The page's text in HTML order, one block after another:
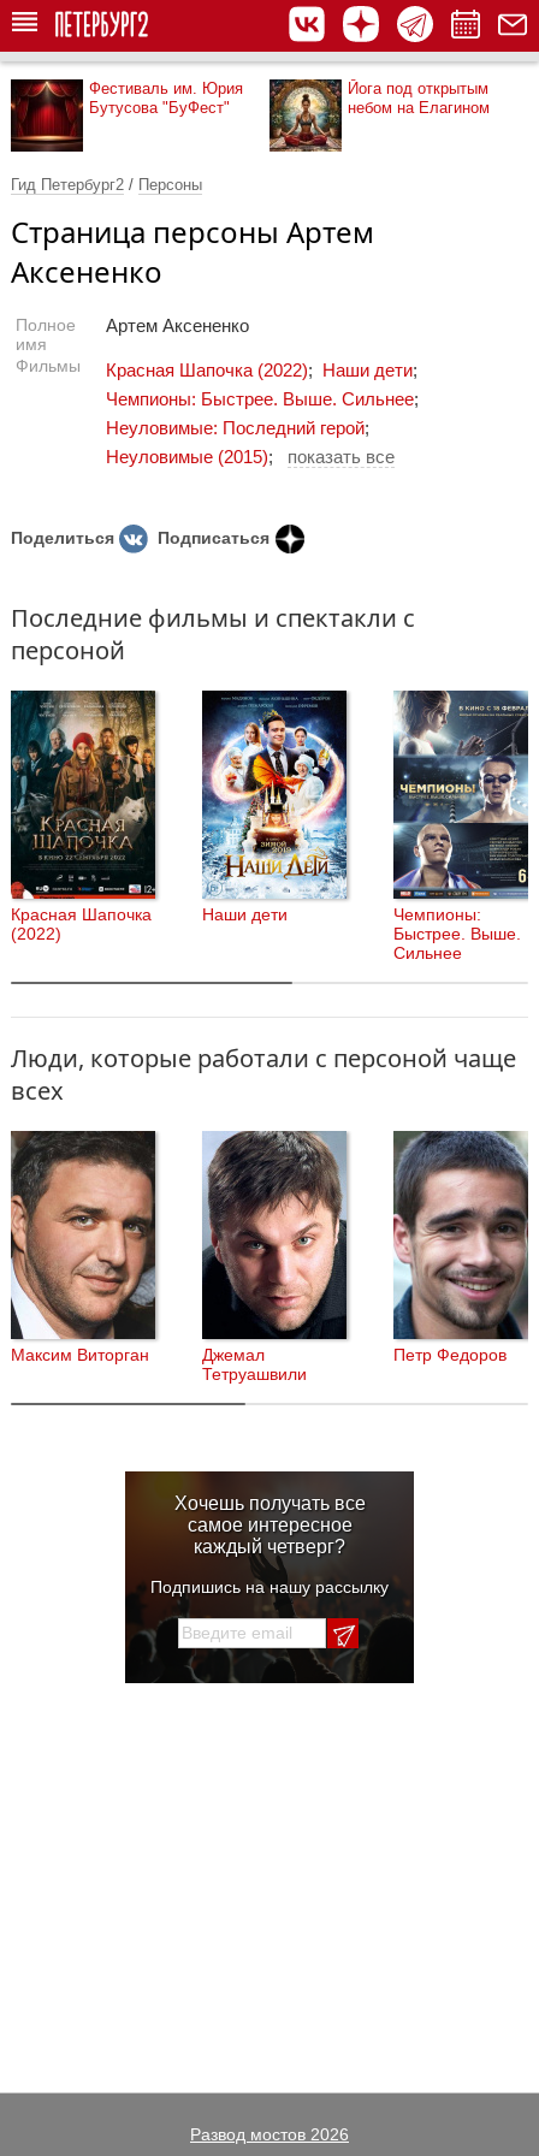
Фестиваль им. Юрия
Бутусова "БуФест"
Йога под открытым
небом на Елагином
Гид Петербург2 / Персоны
Страница персоны Артем
Аксененко
Полное
имя
Артем Аксененко
Фильмы Красная Шапочка (2022); Наши дети;
Чемпионы: Быстрее. Выше. Сильнее;
Неуловимые: Последний герой;
Неуловимые (2015); показать все
Поделиться Подписаться
Последние фильмы и спектакли с
персоной
Красная Шапочка
(2022)
Наши дети
Чемпионы:
Быстрее. Выше.
Сильнее
Люди, которые работали с персоной чаще
всех
Максим Виторган
Джемал
Тетруашвили
Петр Федоров
Хочешь получать все
самое интересное
каждый четверг?
Подпишись на нашу рассылку
Развод мостов 2026